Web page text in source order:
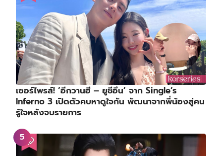
เซอร์ไพรส์! ‘อีกวานฮี – ยูชีอึน’ จาก Single’s
Inferno 3 เปิดตัวคบหาดูใจกัน พัฒนาจากพี่น้องสู่คน
รู้ใจหลังจบรายการ